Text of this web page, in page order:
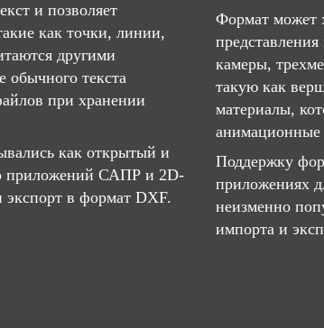
и позволяет
как точки, линии,
другими
текста
при хранении
как открытый и
приложений САПР и 2D-
в формат DXF.
Формат может
камеры,
такую ​​как
материалы,
анимационные
Поддержку
приложениях
неизменно
импорта и